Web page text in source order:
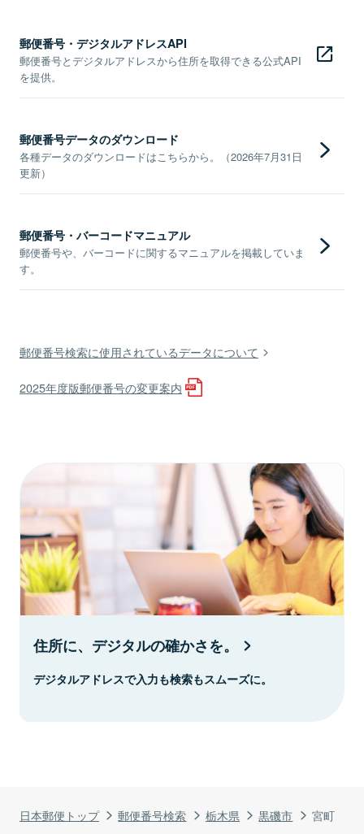
日本郵便トップ 郵便番号検索 栃木県 黒磯市 宮町
郵便番号・デジタルアドレスAPI
郵便番号とデジタルアドレスから住所を取得できる公式API
を提供。
郵便番号データのダウンロード
各種データのダウンロードはこちらから。（2026年7月31日
更新）
郵便番号・バーコードマニュアル
郵便番号や、バーコードに関するマニュアルを掲載していま
す。
郵便番号検索に使用されているデータについて
2025年度版郵便番号の変更案内
住所に、デジタルの確かさを。
デジタルアドレスで入力も検索もスムーズに。